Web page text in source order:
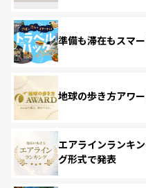
準備も滞在もスマ
地球の歩き方アワ
エアラインランキ
グ形式で発表